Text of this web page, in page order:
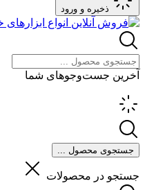
ذخیره و ورود
آخرین جست‌وجوهای شما
جستجوی محصول ...
جستجو در محصولات